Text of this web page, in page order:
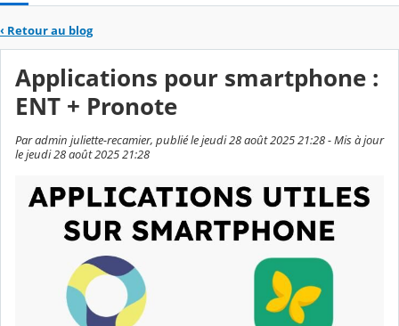
‹ Retour au blog
Applications pour smartphone :
ENT + Pronote
Par admin juliette-recamier, publié le jeudi 28 août 2025 21:28 - Mis à jour
le jeudi 28 août 2025 21:28